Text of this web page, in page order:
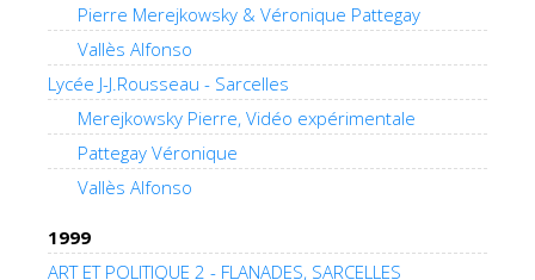
Pierre Merejkowsky & Véronique Pattegay
Vallès Alfonso
Lycée J-J.Rousseau - Sarcelles
Merejkowsky Pierre, Vidéo expérimentale
Pattegay Véronique
Vallès Alfonso
1999
ART ET POLITIQUE 2 - FLANADES, SARCELLES